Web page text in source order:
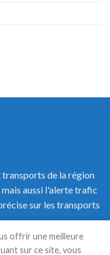
transports de la région
aussi l'alerte trafic
sur les transports
offrir une meilleure
sur ce site, vous